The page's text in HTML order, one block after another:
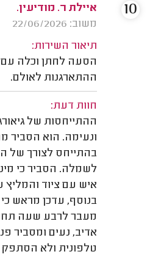
איילת ר. מודיעין.
משוב: 22/06/2026
תיאור השירות:
הסעה לחתן וכלה עם
ההתארגנות לאולם.
חוות דעת:
ההתייחסות של
ונעימה. הוא הסביר
בהתייחס לצורך של
איש עם ציוד והמליץ
בנוסף, עדכן מראש
מעבר לרבע שעה
אדיב, נעים ומסביר
טלפונית ולא
10